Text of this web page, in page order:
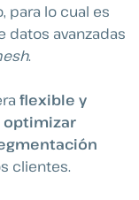
para lo cual es
datos avanzadas
.
flexible y
optimizar
clientes.